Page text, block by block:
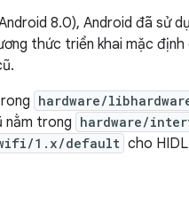
8.0), Android đã sử
thức triển khai mặc
hardware/
nằm trong hardware/
wifi/1.x/default cho